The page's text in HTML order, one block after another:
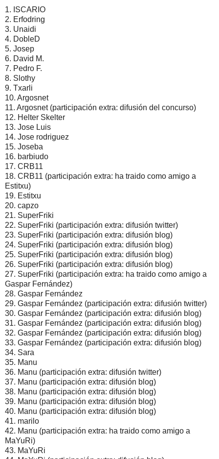
1. ISCARIO
2. Erfodring
3. Unaidi
4. DobleD
5. Josep
6. David M.
7. Pedro F.
8. Slothy
9. Txarli
10. Argosnet
11. Argosnet (participación extra: difusión del concurso)
12. Helter Skelter
13. Jose Luis
14. Jose rodriguez
15. Joseba
16. barbiudo
17. CRB11
18. CRB11 (participación extra: ha traido como amigo a
Estitxu)
19. Estitxu
20. capzo
21. SuperFriki
22. SuperFriki (participación extra: difusión twitter)
23. SuperFriki (participación extra: difusión blog)
24. SuperFriki (participación extra: difusión blog)
25. SuperFriki (participación extra: difusión blog)
26. SuperFriki (participación extra: difusión blog)
27. SuperFriki (participación extra: ha traido como amigo a
Gaspar Fernández)
28. Gaspar Fernández
29. Gaspar Fernández (participación extra: difusión twitter)
30. Gaspar Fernández (participación extra: difusión blog)
31. Gaspar Fernández (participación extra: difusión blog)
32. Gaspar Fernández (participación extra: difusión blog)
33. Gaspar Fernández (participación extra: difusión blog)
34. Sara
35. Manu
36. Manu (participación extra: difusión twitter)
37. Manu (participación extra: difusión blog)
38. Manu (participación extra: difusión blog)
39. Manu (participación extra: difusión blog)
40. Manu (participación extra: difusión blog)
41. marilo
42. Manu (participación extra: ha traido como amigo a
MaYuRi)
43. MaYuRi